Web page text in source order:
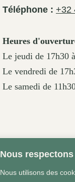
Nous
Nous utilisons des
Téléphone : +32
Heures
Le jeudi de 17h30
Le vendredi de
Le samedi de